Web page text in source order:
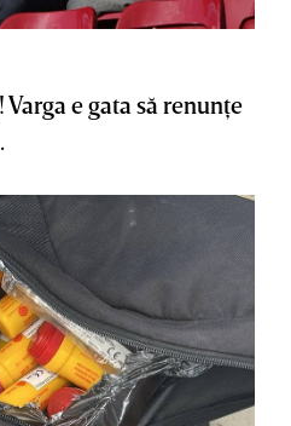
e gata să renunţe